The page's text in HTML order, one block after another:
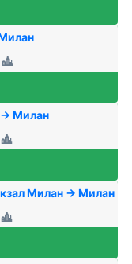
→ Милан
Милан → Милан